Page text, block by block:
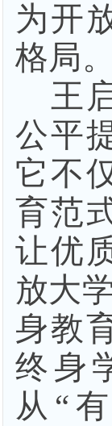
为开
格局。
王
公平
它不
育范
让优
放大
身教
终身
从“